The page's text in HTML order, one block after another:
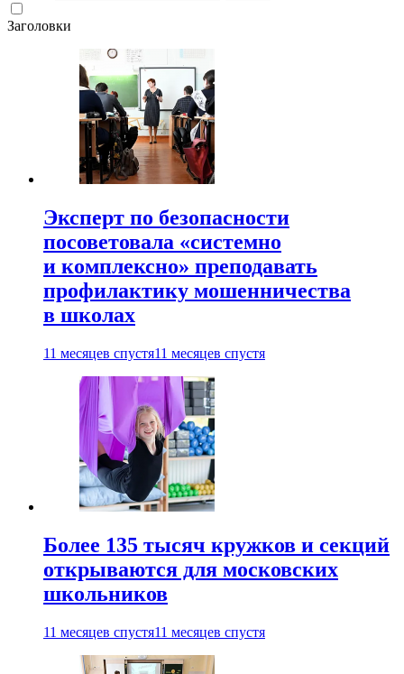
Заголовки
Эксперт по безопасности
посоветовала «системно
и комплексно» преподавать
профилактику мошенничества
в школах
11 месяцев спустя11 месяцев спустя
Более 135 тысяч кружков и секций
открываются для московских
школьников
11 месяцев спустя11 месяцев спустя